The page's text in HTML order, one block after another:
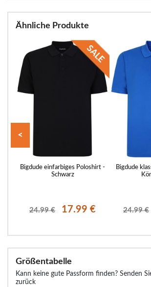
Ähnliche Produkte
Bigdude einfarbiges Poloshirt -
Schwarz
24.99 € 17.99 €
Bigdude
24.99 €
<
Größentabelle
Kann keine gute Passform finden? Senden
zurück